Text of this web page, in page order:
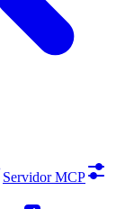
Servidor MCP